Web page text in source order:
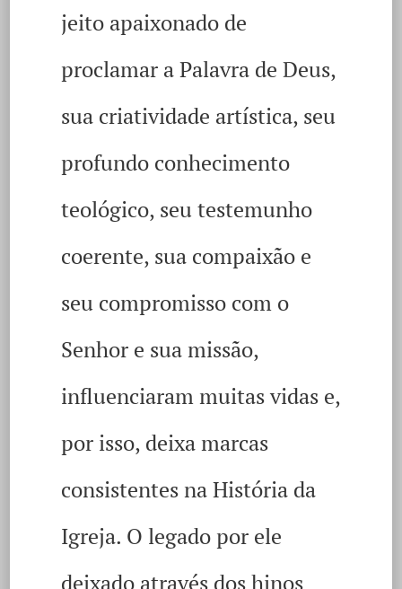
jeito apaixonado de
proclamar a Palavra de Deus,
sua criatividade artística, seu
profundo conhecimento
teológico, seu testemunho
coerente, sua compaixão e
seu compromisso com o
Senhor e sua missão,
influenciaram muitas vidas e,
por isso, deixa marcas
consistentes na História da
Igreja. O legado por ele
deixado através dos hinos